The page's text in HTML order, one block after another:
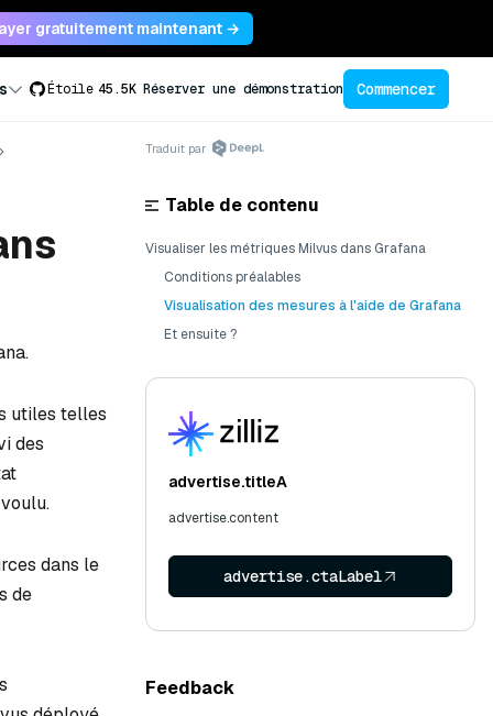
gratuitement maintenant →
Étoile 45.5K Réserver une démonstration Commencer
utiles telles
des
dans le
de
Traduit par
Table de contenu
Visualiser les métriques Milvus dans Grafana
Conditions préalables
Visualisation des mesures à l'aide de Grafana
Et ensuite ?
advertise.titleA
advertise.content
advertise.ctaLabel
Feedback